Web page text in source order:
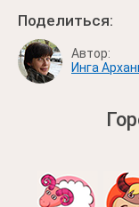
Поделиться:
Автор:
Инга